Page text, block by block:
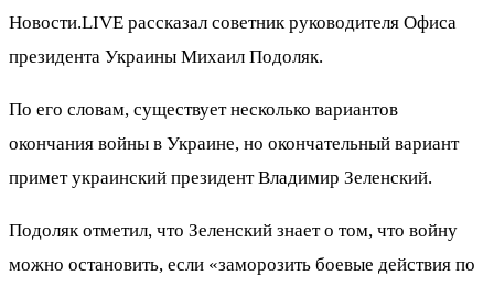
Новости.LIVE рассказал советник руководителя Офиса
президента Украины Михаил Подоляк.
По его словам, существует несколько вариантов
окончания войны в Украине, но окончательный вариант
примет украинский президент Владимир Зеленский.
Подоляк отметил, что Зеленский знает о том, что войну
можно остановить, если «заморозить боевые действия по